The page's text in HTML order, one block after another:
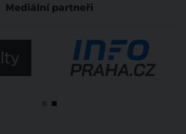
Mediální partneři